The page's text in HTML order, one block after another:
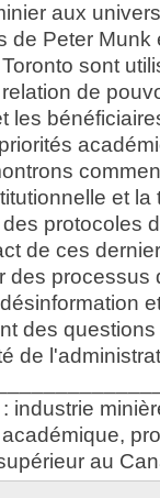
aux
de Peter Munk
sont
de
les
et la
protocoles
de ces
des processus
des
de
industrie
au